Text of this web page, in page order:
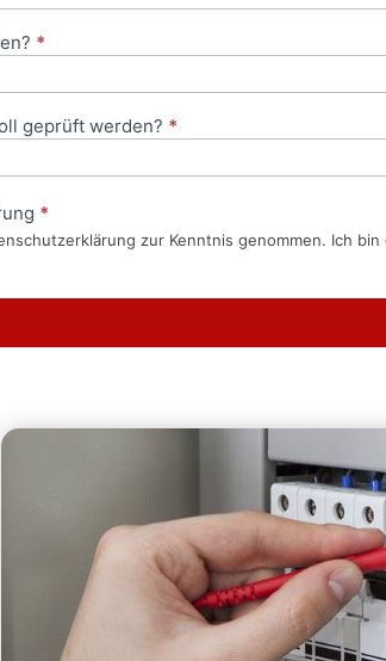
*
geprüft werden? *
*
zur Kenntnis genommen. Ich